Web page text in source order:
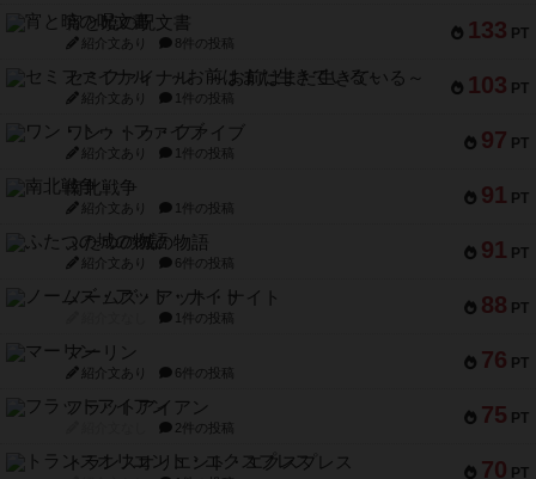
133 PT
宵と暁の呪文書
紹介文あり 8件の投稿
103 PT
セミファイナル ～お前はまだ生きている～
紹介文あり 1件の投稿
97 PT
ワン・トゥ・ファイブ
紹介文あり 1件の投稿
91 PT
南北戦争
紹介文あり 1件の投稿
91 PT
ふたつの城の物語
紹介文あり 6件の投稿
88 PT
ノームズ・アット・ナイト
1件の投稿
76 PT
マーリン
紹介文あり 6件の投稿
75 PT
フラットアイアン
2件の投稿
70 PT
トランスオリエント・エクスプレス